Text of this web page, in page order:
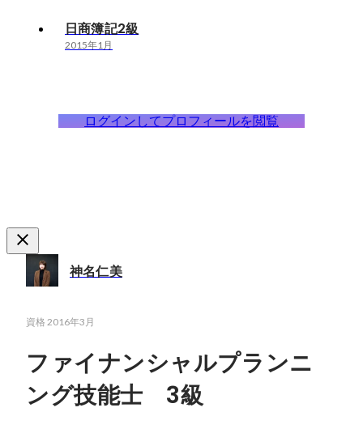
日商簿記2級
2015年1月
ログインしてプロフィールを閲覧
神名仁美
資格 2016年3月
ファイナンシャルプランニ
ング技能士 3級